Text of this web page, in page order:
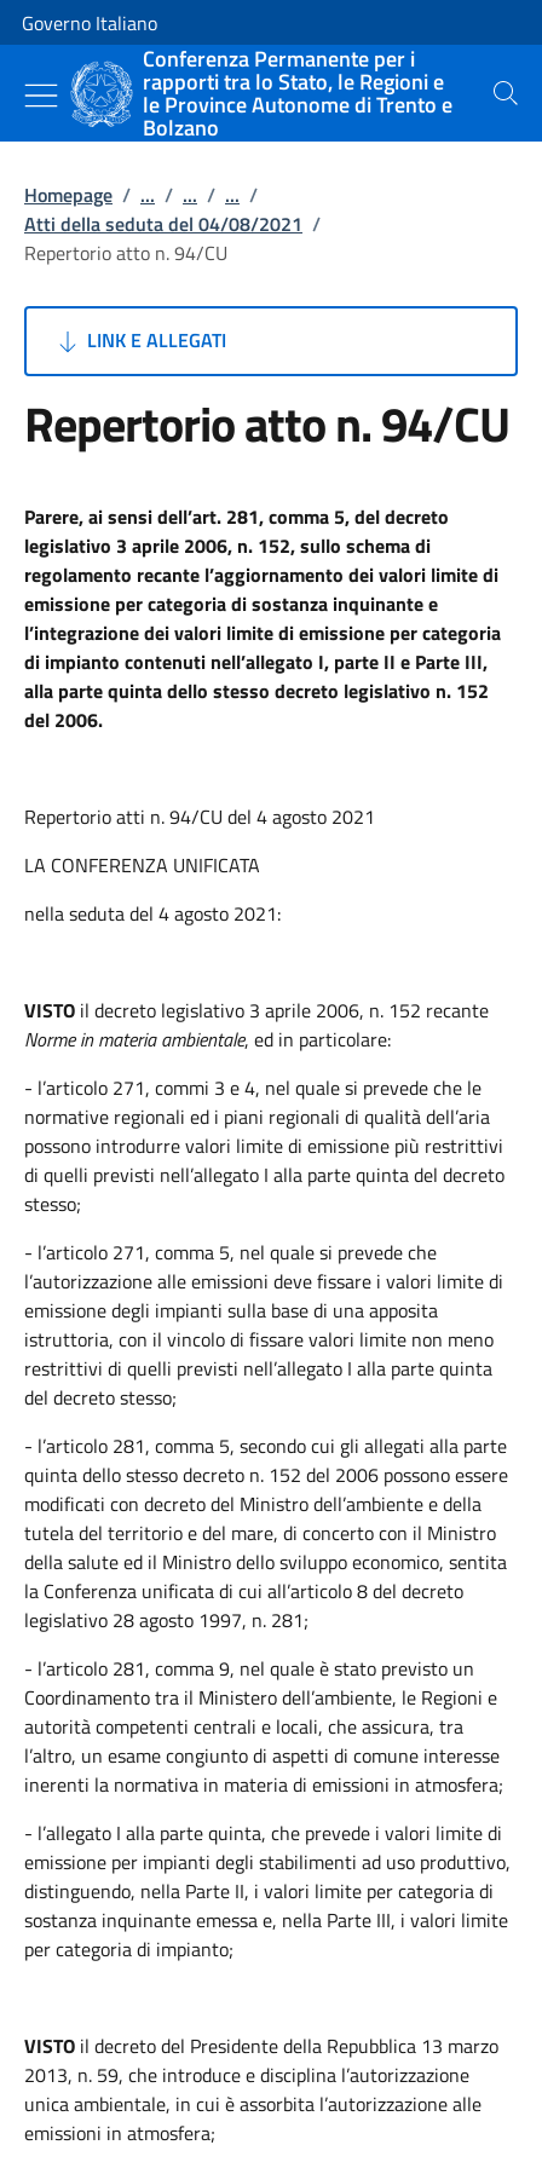
Vai al contenuto
Vai alla navigazione del sito
Governo Italiano
Conferenza Permanente per i
rapporti tra lo Stato, le Regioni e
le Province Autonome di Trento e
Bolzano
Cerca
Homepage / ... / ... / ... /
Atti della seduta del 04/08/2021 /
Repertorio atto n. 94/CU
LINK E ALLEGATI
Repertorio atto n. 94/CU
Parere, ai sensi dell’art. 281, comma 5, del decreto
legislativo 3 aprile 2006, n. 152, sullo schema di
regolamento recante l’aggiornamento dei valori limite di
emissione per categoria di sostanza inquinante e
l’integrazione dei valori limite di emissione per categoria
di impianto contenuti nell’allegato I, parte II e Parte III,
alla parte quinta dello stesso decreto legislativo n. 152
del 2006.
Repertorio atti n. 94/CU del 4 agosto 2021
LA CONFERENZA UNIFICATA
nella seduta del 4 agosto 2021:
VISTO il decreto legislativo 3 aprile 2006, n. 152 recante
Norme in materia ambientale, ed in particolare:
- l’articolo 271, commi 3 e 4, nel quale si prevede che le
normative regionali ed i piani regionali di qualità dell’aria
possono introdurre valori limite di emissione più restrittivi
di quelli previsti nell’allegato I alla parte quinta del decreto
stesso;
- l’articolo 271, comma 5, nel quale si prevede che
l’autorizzazione alle emissioni deve fissare i valori limite di
emissione degli impianti sulla base di una apposita
istruttoria, con il vincolo di fissare valori limite non meno
restrittivi di quelli previsti nell’allegato I alla parte quinta
del decreto stesso;
- l’articolo 281, comma 5, secondo cui gli allegati alla parte
quinta dello stesso decreto n. 152 del 2006 possono essere
modificati con decreto del Ministro dell’ambiente e della
tutela del territorio e del mare, di concerto con il Ministro
della salute ed il Ministro dello sviluppo economico, sentita
la Conferenza unificata di cui all’articolo 8 del decreto
legislativo 28 agosto 1997, n. 281;
- l’articolo 281, comma 9, nel quale è stato previsto un
Coordinamento tra il Ministero dell’ambiente, le Regioni e
autorità competenti centrali e locali, che assicura, tra
l’altro, un esame congiunto di aspetti di comune interesse
inerenti la normativa in materia di emissioni in atmosfera;
- l’allegato I alla parte quinta, che prevede i valori limite di
emissione per impianti degli stabilimenti ad uso produttivo,
distinguendo, nella Parte II, i valori limite per categoria di
sostanza inquinante emessa e, nella Parte III, i valori limite
per categoria di impianto;
VISTO il decreto del Presidente della Repubblica 13 marzo
2013, n. 59, che introduce e disciplina l’autorizzazione
unica ambientale, in cui è assorbita l’autorizzazione alle
emissioni in atmosfera;